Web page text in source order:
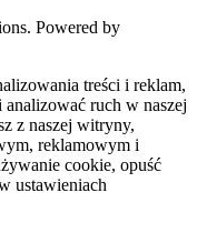
Powered by
treści i reklam,
ruch w naszej
z naszej witryny,
reklamowym i
cookie, opuść
ustawieniach